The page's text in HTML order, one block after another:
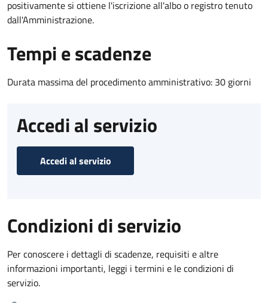
positivamente si ottiene l'iscrizione all'albo o registro tenuto
dall'Amministrazione.
Tempi e scadenze
Durata massima del procedimento amministrativo: 30 giorni
Accedi al servizio
Accedi al servizio
Condizioni di servizio
Per conoscere i dettagli di scadenze, requisiti e altre
informazioni importanti, leggi i termini e le condizioni di
servizio.